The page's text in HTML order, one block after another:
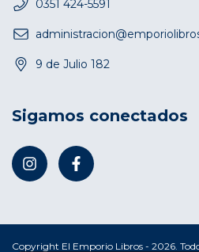
0351 424-5591
9 de Julio 182
Sigamos conectados
Copyright El Emporio Libros - 2026.